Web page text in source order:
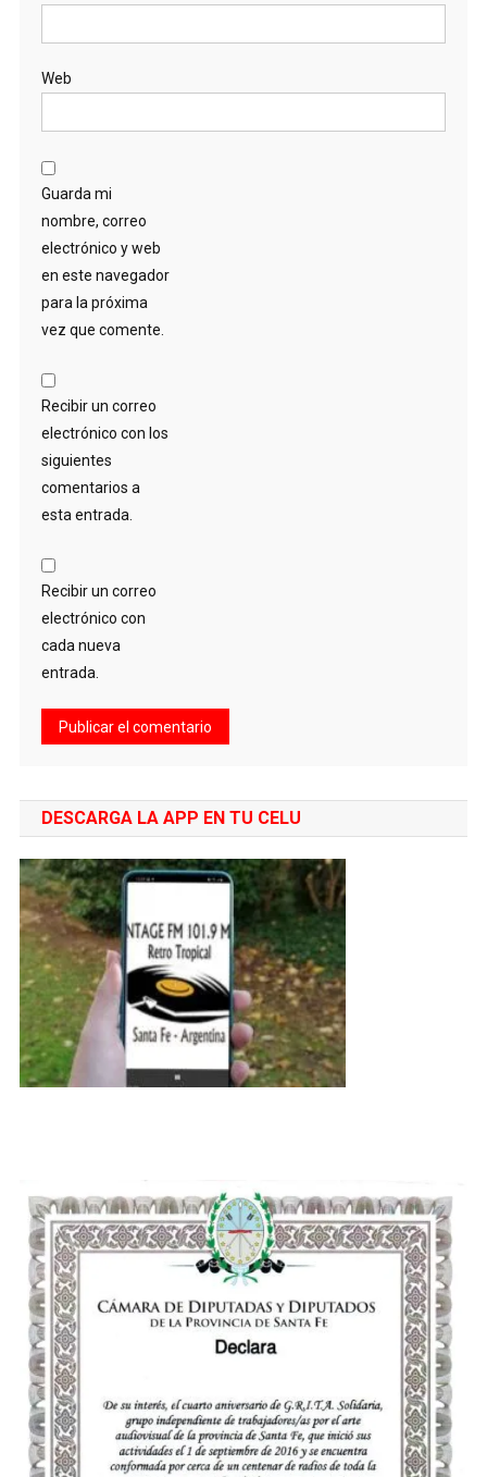
Web
Guarda mi
nombre, correo
electrónico y web
en este navegador
para la próxima
vez que comente.
Recibir un correo
electrónico con los
siguientes
comentarios a
esta entrada.
Recibir un correo
electrónico con
cada nueva
entrada.
DESCARGA LA APP EN TU CELU